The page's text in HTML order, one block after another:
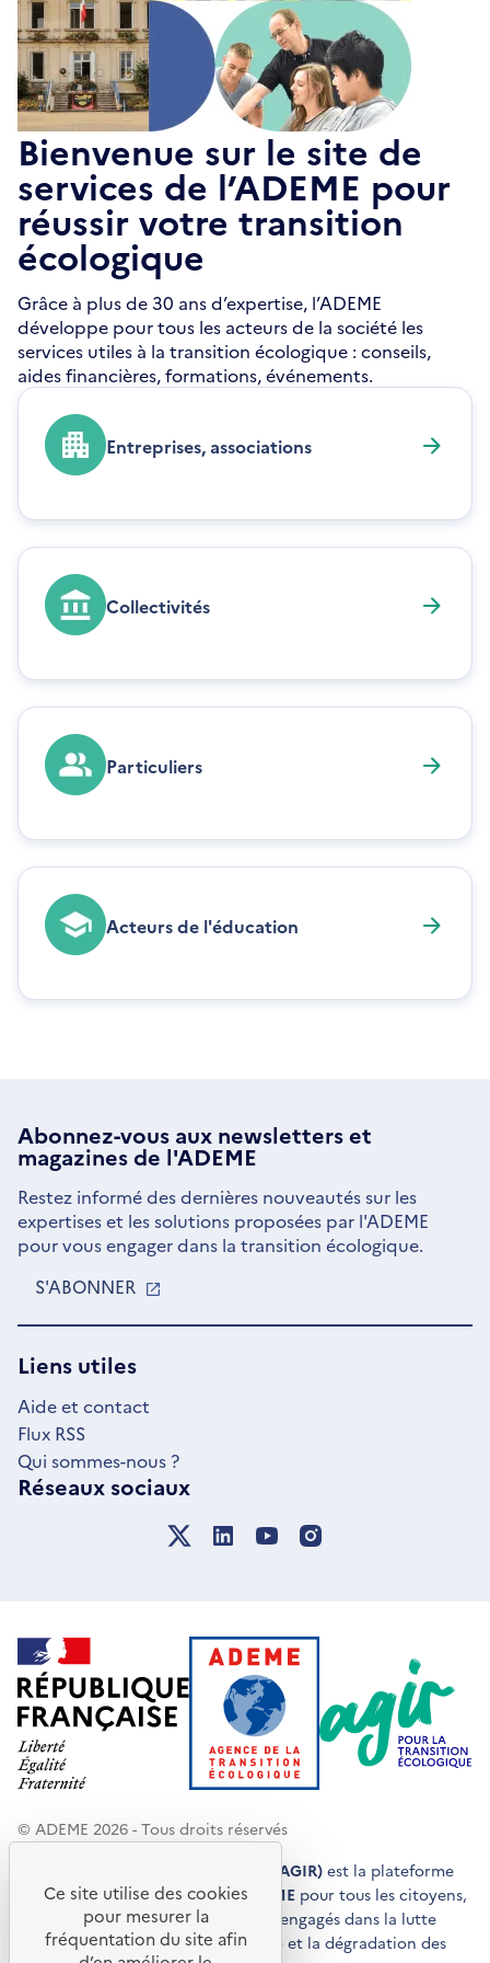
Bienvenue sur le site de
services de l’ADEME pour
réussir votre transition
écologique
Grâce à plus de 30 ans d’expertise, l’ADEME
développe pour tous les acteurs de la société les
services utiles à la transition écologique : conseils,
aides financières, formations, événements.
Entreprises, associations
Collectivités
Particuliers
Acteurs de l'éducation
Abonnez-vous aux newsletterset
magazines de l'ADEME
Restez informé des dernières nouveautés sur les
expertises et les solutions proposées par l'ADEME
pour vous engager dans la transition écologique.
S'ABONNER
UNE
Liens utiles
Aide et contact
Flux RSS
Qui sommes-nous ?
Réseaux sociaux
© ADEME 2026 - Tous droits réservés
Agir pour la transition écologique (AGIR) est la plateforme
de conseils et de services de l'ADEME pour tous les citoyens,
acteurs économiques et territoires engagés dans la lutte
contre le réchauffement climatique et la dégradation des
Ce site utilise des cookies
pour mesurer la
fréquentation du site afin